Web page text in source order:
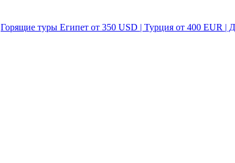
Горящие туры Египет от 350 USD | Турция от 400 EUR |